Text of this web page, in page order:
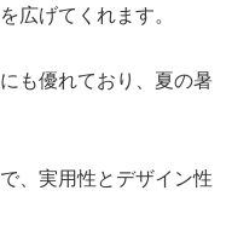
広げてくれます。
も優れており、夏の暑
、実用性とデザイン性